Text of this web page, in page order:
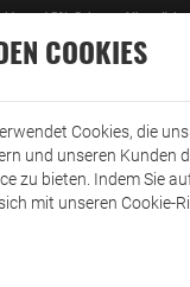
und 5% Rabatt auf Ihre
–Zum Newsletter
ANMELDEN
www.wark24.de
COOKIES
Cookies, die
und unseren Kunden
zu bieten. Indem Sie
mit unseren Cookie-